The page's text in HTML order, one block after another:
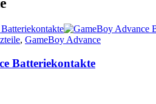
, GameBoy Advance
Batteriekontakte